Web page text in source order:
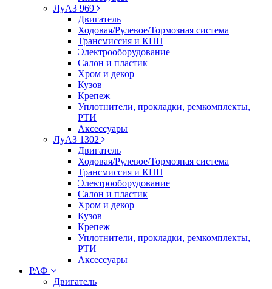
ЛуАЗ 969
Двигатель
Ходовая/Рулевое/Тормозная система
Трансмиссия и КПП
Электрооборудование
Салон и пластик
Хром и декор
Кузов
Крепеж
Уплотнители, прокладки, ремкомплекты,
РТИ
Аксессуары
ЛуАЗ 1302
Двигатель
Ходовая/Рулевое/Тормозная система
Трансмиссия и КПП
Электрооборудование
Салон и пластик
Хром и декор
Кузов
Крепеж
Уплотнители, прокладки, ремкомплекты,
РТИ
Аксессуары
РАФ
Двигатель